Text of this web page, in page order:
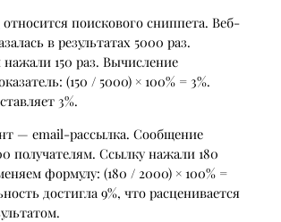
поискового сниппета. Веб-
в результатах 5000 раз.
нажали 150 раз. Вычисление
(150 / 5000) × 100% = 3%.
3%.
— email-рассылка. Сообщение
получателям. Ссылку нажали 180
формулу: (180 / 2000) × 100% =
достигла 9%, что расценивается